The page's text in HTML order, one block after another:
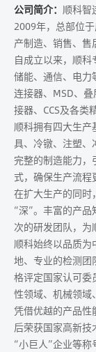
公司简介： 顺科智
2009年，总部位
产制造、销售、售
自成立以来，顺科
储能、通信、电
连接器、MSD、
接器、CCS及各类
顺科拥有四大生
具、冷镦、注塑、
完整的制造能力
式，确保生产流程
在扩大生产的同时
“深”。丰富的产
次的研发团队，为
顺科始终以品质为
地、专业的检测
格评定国家认可委
性领域、机械领域
凭借优越的产品
后荣获国家高新
“小巨人”企业等称